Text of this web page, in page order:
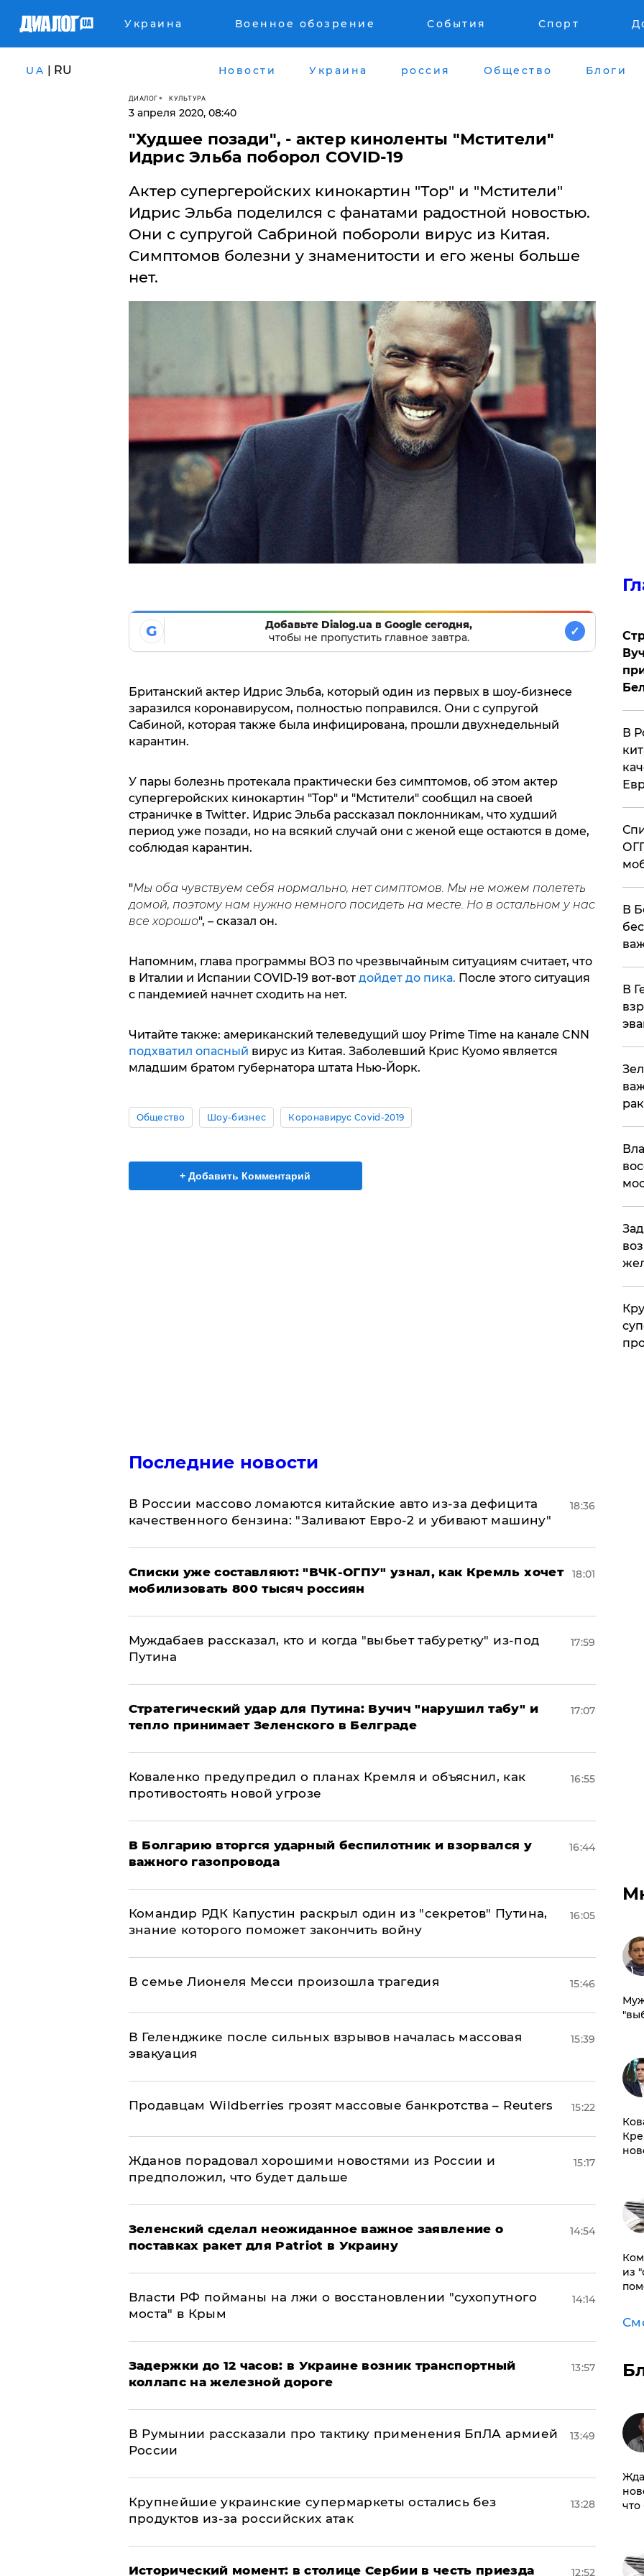
Украина Военное обозрение События Спорт
UA | RU Новости Украина россия Общество Блоги
ДИАЛОГ КУЛЬТУРА
3 апреля 2020, 08:40
"Худшее позади", - актер киноленты "Мстители"
Идрис Эльба поборол COVID-19
Актер супергеройских кинокартин "Тор" и "Мстители"
Идрис Эльба поделился с фанатами радостной новостью.
Они с супругой Сабриной побороли вирус из Китая.
Симптомов болезни у знаменитости и его жены больше
нет.
G
Добавьте Dialog.ua в Google сегодня,
чтобы не пропустить главное завтра.
✓
Британский актер Идрис Эльба, который один из первых в шоу-бизнесе
заразился коронавирусом, полностью поправился. Они с супругой
Сабиной, которая также была инфицирована, прошли двухнедельный
карантин.
У пары болезнь протекала практически без симптомов, об этом актер
супергеройских кинокартин "Тор" и "Мстители" сообщил на своей
страничке в Twitter. Идрис Эльба рассказал поклонникам, что худший
период уже позади, но на всякий случай они с женой еще остаются в доме,
соблюдая карантин.
"Мы оба чувствуем себя нормально, нет симптомов. Мы не можем полететь
домой, поэтому нам нужно немного посидеть на месте. Но в остальном у нас
все хорошо", – сказал он.
Напомним, глава программы ВОЗ по чрезвычайным ситуациям считает, что
в Италии и Испании COVID-19 вот-вот дойдет до пика. После этого ситуация
с пандемией начнет сходить на нет.
Читайте также: американский телеведущий шоу Prime Time на канале CNN
подхватил опасный вирус из Китая. Заболевший Крис Куомо является
младшим братом губернатора штата Нью-Йорк.
Общество Шоу-бизнес Коронавирус Covid-2019
+ Добавить Комментарий
Последние новости
В России массово ломаются китайские авто из-за дефицита
качественного бензина: "Заливают Евро-2 и убивают машину"
18:36
Списки уже составляют: "ВЧК-ОГПУ" узнал, как Кремль хочет
мобилизовать 800 тысяч россиян
18:01
Муждабаев рассказал, кто и когда "выбьет табуретку" из-под
Путина
17:59
Стратегический удар для Путина: Вучич "нарушил табу" и
тепло принимает Зеленского в Белграде
17:07
Коваленко предупредил о планах Кремля и объяснил, как
противостоять новой угрозе
16:55
В Болгарию вторгся ударный беспилотник и взорвался у
важного газопровода
16:44
Командир РДК Капустин раскрыл один из "секретов" Путина,
знание которого поможет закончить войну
16:05
В семье Лионеля Месси произошла трагедия 15:46
В Геленджике после сильных взрывов началась массовая
эвакуация
15:39
Продавцам Wildberries грозят массовые банкротства – Reuters 15:22
Жданов порадовал хорошими новостями из России и
предположил, что будет дальше
15:17
Зеленский сделал неожиданное важное заявление о
поставках ракет для Patriot в Украину
14:54
Власти РФ пойманы на лжи о восстановлении "сухопутного
моста" в Крым
14:14
Задержки до 12 часов: в Украине возник транспортный
коллапс на железной дороге
13:57
В Румынии рассказали про тактику применения БпЛА армией
России
13:49
Крупнейшие украинские супермаркеты остались без
продуктов из-за российских атак
13:28
Исторический момент: в столице Сербии в честь приезда 12:52
В
В
В
из
что